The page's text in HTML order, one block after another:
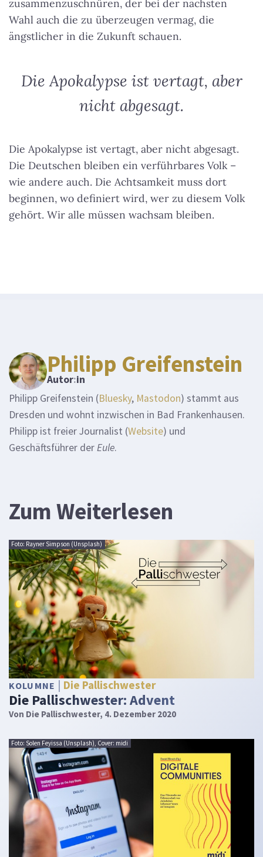
zusammenzuschnüren, der bei der nächsten
Wahl auch die zu überzeugen vermag, die
ängstlicher in die Zukunft schauen.
Die Apokalypse ist vertagt, aber
nicht abgesagt.
Die Apokalypse ist vertagt, aber nicht abgesagt.
Die Deutschen bleiben ein verführbares Volk –
wie andere auch. Die Achtsamkeit muss dort
beginnen, wo definiert wird, wer zu diesem Volk
gehört. Wir alle müssen wachsam bleiben.
Philipp Greifenstein
Autor:in
Philipp Greifenstein (Bluesky, Mastodon) stammt aus
Dresden und wohnt inzwischen in Bad Frankenhausen.
Philipp ist freier Journalist (Website) und
Geschäftsführer derEule.
Zum Weiterlesen
Foto: Rayner Simpson (Unsplash)
KOLUMNE Die Pallischwester
Die Pallischwester: Advent
Von Die Pallischwester, 4. Dezember 2020
Foto: Solen Feyissa (Unsplash), Cover: midi